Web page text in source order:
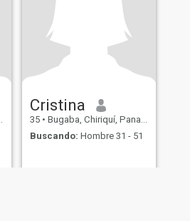
Cristina
35 • Bugaba, Chiriquí, Panamá
Buscando: Hombre 31 - 51